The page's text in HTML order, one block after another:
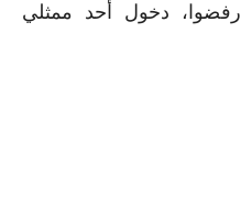
دخول أحد ممثلي